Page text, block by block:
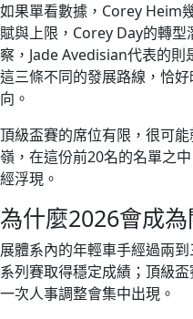
如果單看數據，Corey Heim
賦與上限，Corey Day的轉
察，Jade Avedisian代表的則
這三條不同的發展路線，恰
向。
頂級盃賽的席位有限，很可
嶺，在這份前20名的名單之
經浮現。
為什麼2026會成為
展體系內的年輕車手經過兩
系列賽取得穩定成績；頂級
一次人事調整會集中出現。